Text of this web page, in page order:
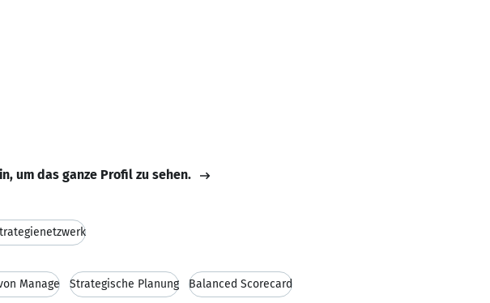
um das ganze Profil zu sehen.
Manage Strategische Planung Balanced Scorecard